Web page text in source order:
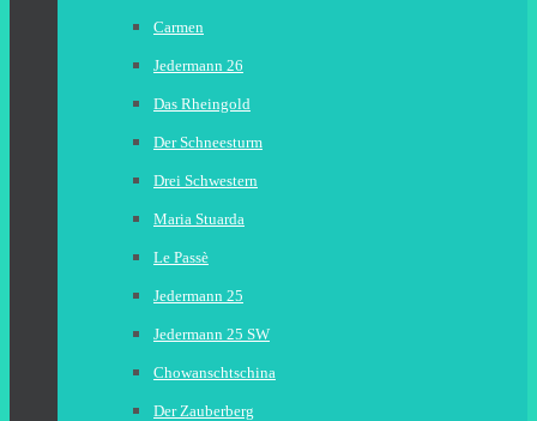
Carmen
Jedermann 26
Das Rheingold
Der Schneesturm
Drei Schwestern
Maria Stuarda
Le Passè
Jedermann 25
Jedermann 25 SW
Chowanschtschina
Der Zauberberg